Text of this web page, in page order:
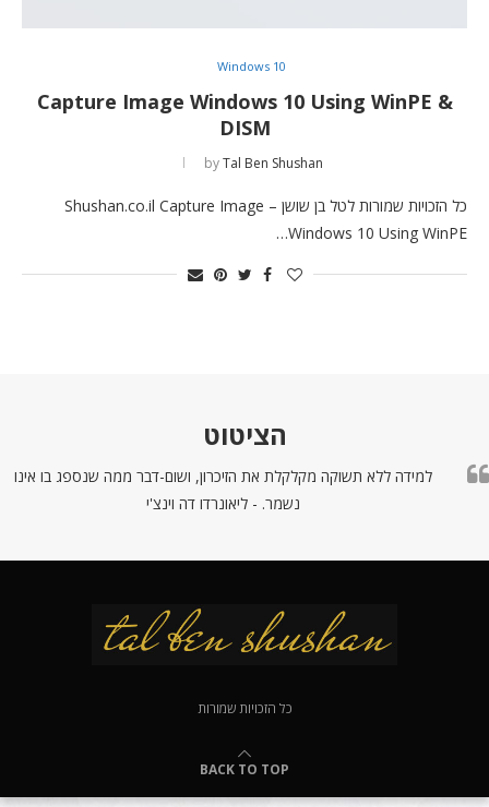
Windows 10
Capture Image Windows 10 Using WinPE &
DISM
byTal Ben Shushan
כל הזכויות שמורות לטל בן שושן – Shushan.co.il Capture Image
Windows 10 Using WinPE…
הציטוט
למידה ללא תשוקה מקלקלת את הזיכרון, ושום-דבר ממה שנספג בו אינו
נשמר. - ליאונרדו דה וינצ'י
כל הזכויות שמורות
BACK TO TOP